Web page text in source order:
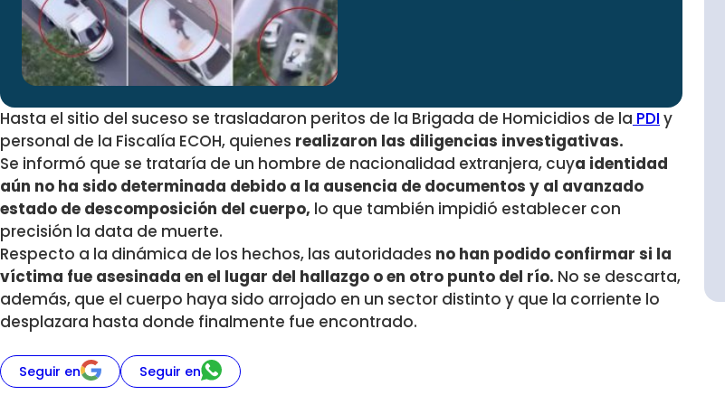
Hasta el sitio del suceso se trasladaron peritos de la Brigada de Homicidios de la PDI y
personal de la Fiscalía ECOH, quienes realizaron las diligencias investigativas.
Se informó que se trataría de un hombre de nacionalidad extranjera, cuya identidad
aún no ha sido determinada debido a la ausencia de documentos y al avanzado
estado de descomposición del cuerpo, lo que también impidió establecer con
precisión la data de muerte.
Respecto a la dinámica de los hechos, las autoridades no han podido confirmar si la
víctima fue asesinada en el lugar del hallazgo o en otro punto del río. No se descarta,
además, que el cuerpo haya sido arrojado en un sector distinto y que la corriente lo
desplazara hasta donde finalmente fue encontrado.
Seguir en Seguir en